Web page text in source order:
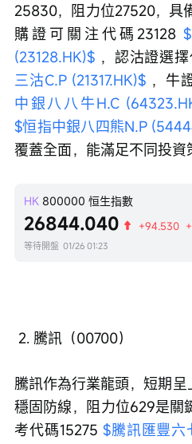
25830，阻力位27520，具
購證可關注代碼23128
(23128.HK)$ ，認沽證選擇
三沽C.P (21317.HK)$ ，牛
中銀八八牛H.C
$恒指中銀八四熊N.P
覆蓋全面，能滿足不同投資
HK 800000 恒生指數
26844.040 +94.530
等待開盤 01/26 01:23
2. 騰訊（00700）
騰訊作為行業龍頭，短期
穩固防線，阻力位629是關
考代碼15275 $騰訊匯豐六